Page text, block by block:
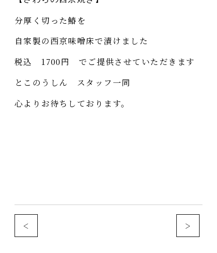
分厚く切った鰆を
自家製の西京味噌床で漬けました
税込 1700円 でご提供させていただきます
とこのうしん スタッフ一同
心よりお待ちしております。
< >